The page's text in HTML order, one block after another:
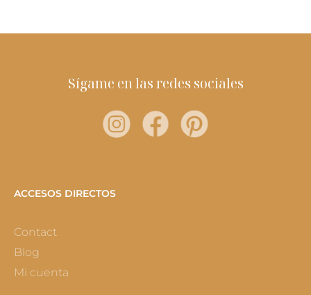
Sígame en las redes sociales
ACCESOS DIRECTOS
Contact
Blog
Mi cuenta